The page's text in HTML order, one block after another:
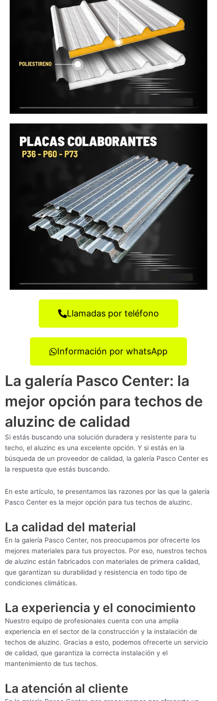
Llamadas por teléfono
Información por whatsApp
La galería Pasco Center: la
mejor opción para techos de
aluzinc de calidad
Si estás buscando una solución duradera y resistente para tu
techo, el aluzinc es una excelente opción. Y si estás en la
búsqueda de un proveedor de calidad, la galería Pasco Center es
la respuesta que estás buscando.
En este artículo, te presentamos las razones por las que la galería
Pasco Center es la mejor opción para tus techos de aluzinc.
La calidad del material
En la galería Pasco Center, nos preocupamos por ofrecerte los
mejores materiales para tus proyectos. Por eso, nuestros techos
de aluzinc están fabricados con materiales de primera calidad,
que garantizan su durabilidad y resistencia en todo tipo de
condiciones climáticas.
La experiencia y el conocimiento
Nuestro equipo de profesionales cuenta con una amplia
experiencia en el sector de la construcción y la instalación de
techos de aluzinc. Gracias a esto, podemos ofrecerte un servicio
de calidad, que garantiza la correcta instalación y el
mantenimiento de tus techos.
La atención al cliente